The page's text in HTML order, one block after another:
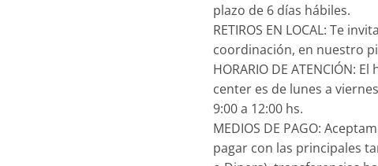
plazo de 6 días hábiles.
RETIROS EN LOCAL: Te
coordinación, en nuestro
HORARIO DE ATENCIÓN:
center es de lunes a
9:00 a 12:00 hs.
MEDIOS DE PAGO:
pagar con las principales